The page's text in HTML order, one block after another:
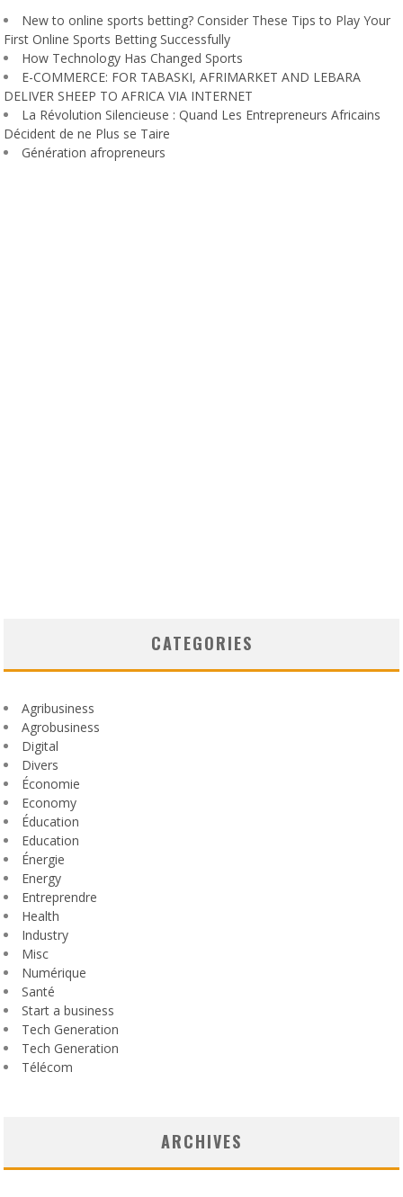
New to online sports betting? Consider These Tips to Play Your
First Online Sports Betting Successfully
How Technology Has Changed Sports
E-COMMERCE: FOR TABASKI, AFRIMARKET AND LEBARA
DELIVER SHEEP TO AFRICA VIA INTERNET
La Révolution Silencieuse : Quand Les Entrepreneurs Africains
Décident de ne Plus se Taire
Génération afropreneurs
CATEGORIES
Agribusiness
Agrobusiness
Digital
Divers
Économie
Economy
Éducation
Education
Énergie
Energy
Entreprendre
Health
Industry
Misc
Numérique
Santé
Start a business
Tech Generation
Tech Generation
Télécom
ARCHIVES